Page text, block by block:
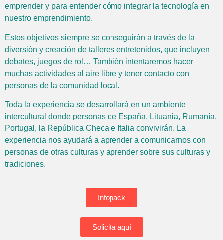
emprender y para entender cómo integrar la tecnología en
nuestro emprendimiento.
Estos objetivos siempre se conseguirán a través de la
diversión y creación de talleres entretenidos, que incluyen
debates, juegos de rol… También intentaremos hacer
muchas actividades al aire libre y tener contacto con
personas de la comunidad local.
Toda la experiencia se desarrollará en un ambiente
intercultural donde personas de España, Lituania, Rumanía,
Portugal, la República Checa e Italia convivirán. La
experiencia nos ayudará a aprender a comunicarnos con
personas de otras culturas y aprender sobre sus culturas y
tradiciones.
Infopack
Solicita aquí